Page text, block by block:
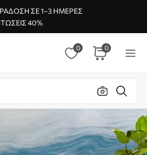
ΣΕ 1–3 ΗΜΈΡΕΣ
40%
0 0